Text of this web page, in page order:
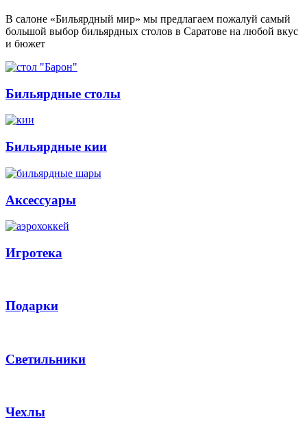
В салоне «Бильярдный мир» мы предлагаем пожалуй самый
большой выбор бильярдных столов в Саратове на любой вкус
и бюжет
Бильярдные столы
Бильярдные кии
Аксессуары
Игротека
Подарки
Светильники
Чехлы